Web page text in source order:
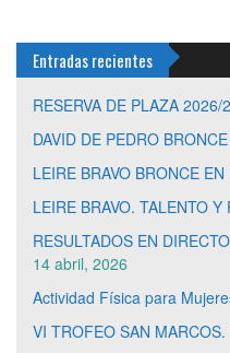
Entradas recientes
RESERVA DE PLAZA 2026/
DAVID DE PEDRO
LEIRE BRAVO BRONCE
LEIRE BRAVO. TALENTO Y
RESULTADOS EN
14 abril, 2026
Actividad Física para
VI TROFEO SAN MARCOS.